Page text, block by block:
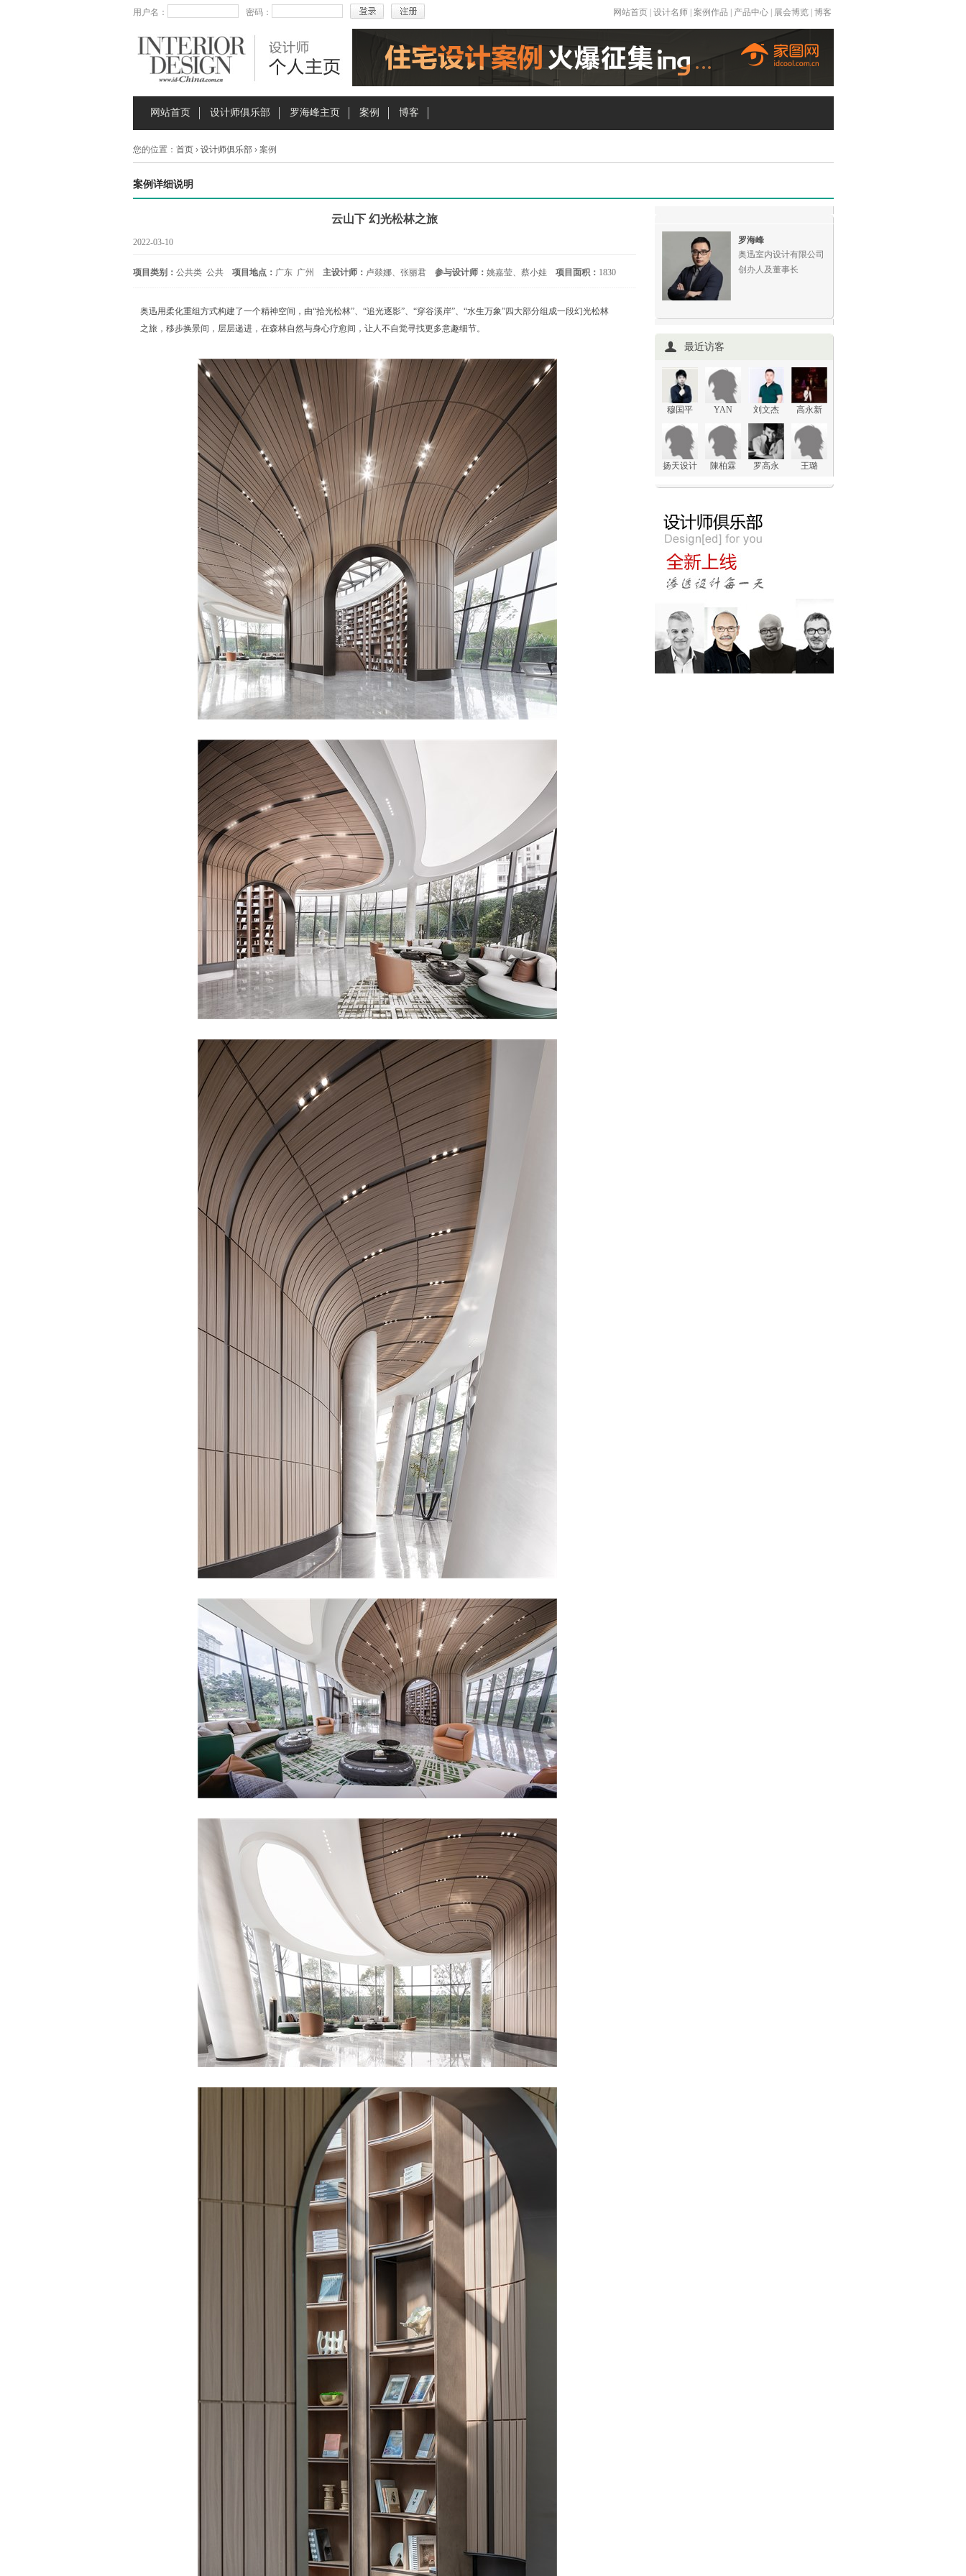
用户名： 密码： 网站首页| 设计名师| 案例作品 产品中心| 展会博览| 博客
网站首页 设计师俱乐部 罗海峰主页 案例 博客
您的位置： 首页› 设计师俱乐部› 案例
案例详细说明
云山下 幻光松林之旅
2022-03-10
项目类别： 公共类 公共 项目地点： 广东 广州 主设计师： 卢燚娜、张丽君 参与设计师： 姚嘉莹、蔡小娃 项目面积： 1830
奥迅用柔化重组方式构建了一个精神空间，由“拾光松林”、“追光逐影”、“穿谷溪岸”、“水生万象”四大部分组成一段幻光松林
之旅，移步换景间，层层递进，在森林自然与身心疗愈间，让人不自觉寻找更多意趣细节。
罗海峰
奥迅室内设计有限公司
创办人及董事长
最近访客
穆国平 YAN 刘文杰 高永新
扬天设计 陳柏霖 罗高永 王璐